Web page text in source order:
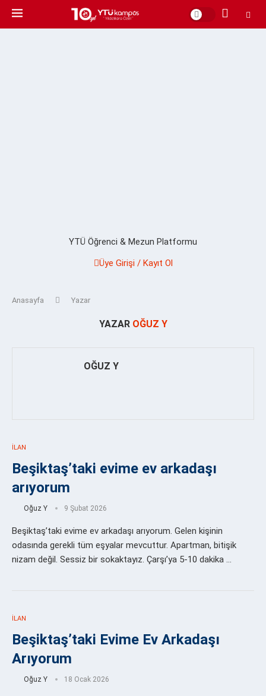
YTÜ Öğrenci & Mezun Platformu
Üye Girişi / Kayıt Ol
Anasayfa Yazar
YAZAR OĞUZ Y
OĞUZ Y
İLAN
Beşiktaş’taki evime ev arkadaşı
arıyorum
Oğuz Y 9 Şubat 2026
Beşiktaş’taki evime ev arkadaşı arıyorum. Gelen kişinin
odasında gerekli tüm eşyalar mevcuttur. Apartman, bitişik
nizam değil. Sessiz bir sokaktayız. Çarşı’ya 5-10 dakika …
İLAN
Beşiktaş’taki Evime Ev Arkadaşı
Arıyorum
Oğuz Y 18 Ocak 2026